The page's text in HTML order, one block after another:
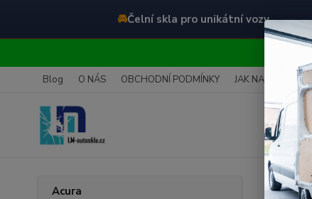
🚘Čelní skla pro unikátní vozy
Blog O NÁS OBCHODNÍ PODMÍNKY JAK NAKUPOVAT
Acura Úvod